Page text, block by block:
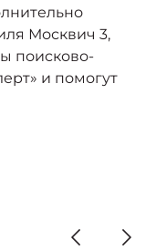
Москвич 3,
поисково-
и помогут